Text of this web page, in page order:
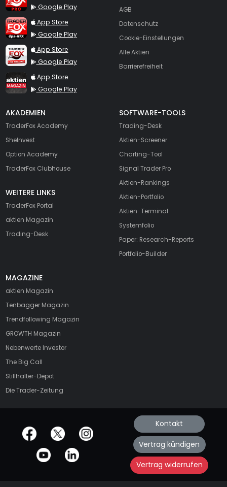
Google Play
TraderFox dpa-AFX ProFeed
App Store
Google Play
TraderFox Live Trading
App Store
Google Play
TraderFox aktien Magazin
App Store
Google Play
AGB
Datenschutz
Cookie-Einstellungen
Alle Aktien
Barrierefreiheit
AKADEMIEN
TraderFox Academy
SheInvest
Option Academy
TraderFox Clubhouse
WEITERE LINKS
TraderFox Portal
aktien Magazin
Trading-Desk
SOFTWARE-TOOLS
Trading-Desk
Aktien-Screener
Charting-Tool
Signal Trader Pro
Aktien-Rankings
Aktien-Portfolio
Aktien-Terminal
Systemfolio
Paper: Research-Reports
Portfolio-Builder
MAGAZINE
aktien Magazin
Tenbagger Magazin
Trendfollowing Magazin
GROWTH Magazin
Nebenwerte Investor
The Big Call
Stillhalter-Depot
Die Trader-Zeitung
offizielle Social Media-Accounts Kontakt
Vertrag kündigen
Vertrag widerrufen